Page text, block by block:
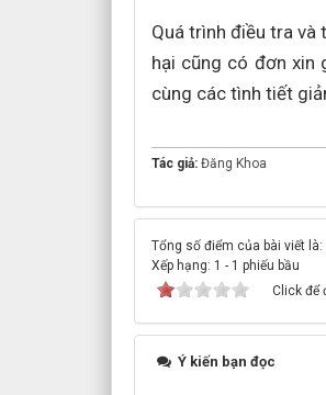
Quá trình điều tra và
hại cũng có đơn xin
cùng các tình tiết
Tác giả: Đăng Khoa
Tổng số điểm của bài viết
Xếp hạng: 1 - 1 phiếu bầu
Click để
Ý kiến bạn đọc